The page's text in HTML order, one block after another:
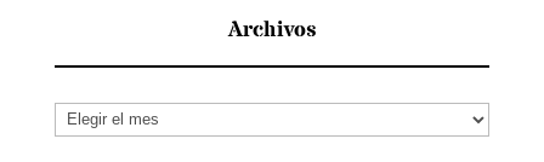
Archivos
Archivos